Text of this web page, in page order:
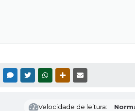
FACEBOOKMESSENGER
TWITTERWHATSAPPOUTRAS MÍDIAS
Velocidade de leitura: